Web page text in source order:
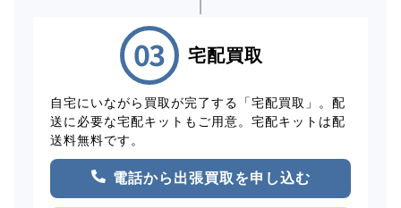
宅配買取
自宅にいながら買取が完了する「宅配買取」。配
送に必要な宅配キットもご用意。宅配キットは配
送料無料です。
電話から出張買取を申し込む